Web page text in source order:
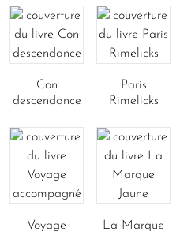
Con
descendance
Paris
Rimelicks
Voyage
La Marque